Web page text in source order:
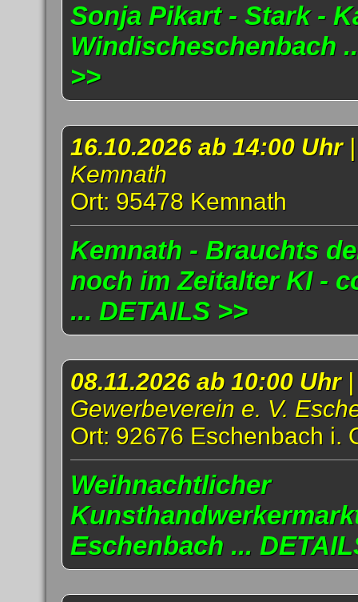
Sonja Pikart - Stark -
Windischeschenbach
>>
16.10.2026 ab 14:00 Uhr
Kemnath
Ort: 95478 Kemnath
Kemnath - Brauchts
noch im Zeitalter KI -
... DETAILS >>
08.11.2026 ab 10:00 Uhr |
Gewerbeverein e. V.
Ort: 92676 Eschenbach i.
Weihnachtlicher
Eschenbach ...